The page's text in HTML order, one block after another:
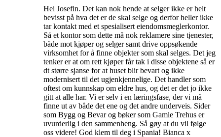
Hei Josefin. Det kan nok hende at selger ikke er helt
bevisst på hva det er de skal selge og derfor heller ikke
tar kontakt med et spesialisert eiendomsmeglerkontor.
Så et kontor som dette må nok reklamere sine tjenester,
både mot kjøper og selger samt drive oppsøkende
virksomhet for å finne objekter som skal selges. Det jeg
tenker er at om rett kjøper får tak i disse objektene så er
dt større sjanse for at huset blir bevart og ikke
modernisert til det ugjenkjennelige. Det handler som
oftest om kunnskap om eldre hus, og det er det jo ikke
gitt at alle har. Vi er selv i en læringsfase, der vi må
finne ut av både det ene og det andre underveis. Sider
som Bygg og Bevar og bøker som Gamle Trehus er
uvurderlig i den sammenheng. Så gøy at du vil følge
oss videre! God klem til deg i Spania! Bianca x